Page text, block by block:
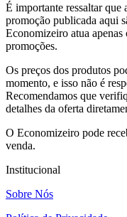
É importante ressaltar que
promoção publicada aqui
Economizeiro atua
promoções.
Os preços dos produtos
momento, e isso não é
Recomendamos que
detalhes da oferta
O Economizeiro pode
venda.
Institucional
Sobre Nós